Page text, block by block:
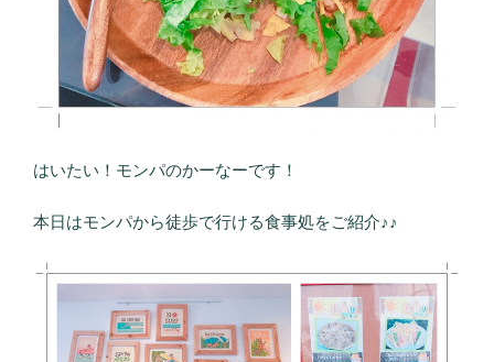
はいたい！モンパのかーなーです！
本日はモンパから徒歩で行ける食事処をご紹介♪♪